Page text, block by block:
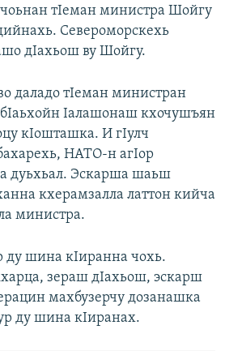
тIеман министра Шойгу
Североморскехь
дIахьош ву Шойгу.
даладо тIеман министран
Iалашонаш кхочушъян
кIошташка. И гIулч
НАТО-н агIор
дуьхьал. Эскарша шаьш
кхерамзалла латтон кийча
министра.
ду шина кIиранна чохь.
зераш дIахьош, эскарш
махбузерчу дозанашка
ду шина кIиранах.